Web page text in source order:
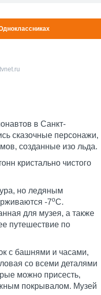
в Санкт-
сказочные персонажи,
созданные изо льда.
кристально чистого
но ледяным
-7oC.
для музея, а также
путешествие по
с башнями и часами,
со всеми деталями
можно присесть,
покрывалом. Музей